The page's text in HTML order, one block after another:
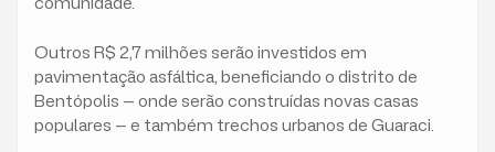
Outros R$ 2,7 milhões serão investidos em
pavimentação asfáltica, beneficiando o distrito de
Bentópolis — onde serão construídas novas casas
populares — e também trechos urbanos de Guaraci.